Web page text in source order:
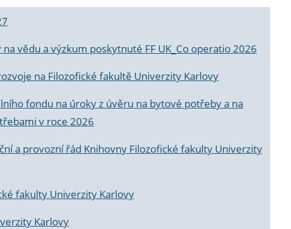
vědu a výzkum poskytnuté FF UK_Co operatio 2026
na Filozofické fakultě Univerzity Karlovy
fondu na úroky z úvěru na bytové potřeby a na
v roce 2026
a provozní řád Knihovny Filozofické fakulty Univerzity
fakulty Univerzity Karlovy
Karlovy